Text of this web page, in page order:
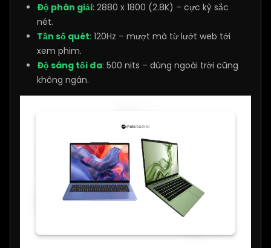
Độ phân giải: 2880 x 1800 (2.8K) – cực kỳ sắc
nét.
Tần số quét: 120Hz – mượt mà từ lướt web tới
xem phim.
Độ sáng tối đa: 500 nits – dùng ngoài trời cũng
không ngán.